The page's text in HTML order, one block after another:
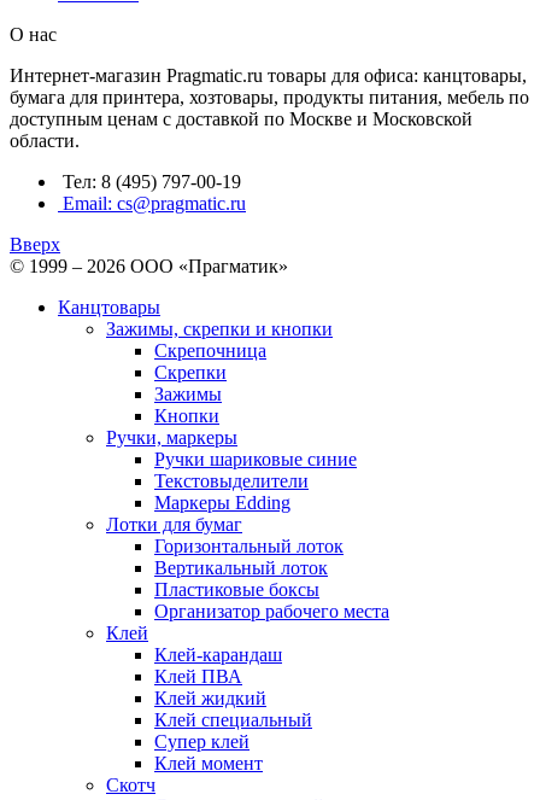
О нас
Интернет-магазин Pragmatic.ru товары для офиса: канцтовары,
бумага для принтера, хозтовары, продукты питания, мебель по
доступным ценам с доставкой по Москве и Московской
области.
Тел: 8 (495) 797-00-19
Email: cs@pragmatic.ru
Вверх
© 1999 – 2026 ООО «Прагматик»
Канцтовары
Зажимы, скрепки и кнопки
Скрепочница
Скрепки
Зажимы
Кнопки
Ручки, маркеры
Ручки шариковые синие
Текстовыделители
Маркеры Edding
Лотки для бумаг
Горизонтальный лоток
Вертикальный лоток
Пластиковые боксы
Организатор рабочего места
Клей
Клей-карандаш
Клей ПВА
Клей жидкий
Клей специальный
Супер клей
Клей момент
Скотч